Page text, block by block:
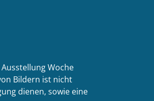
Woche
Bildern ist nicht
dienen, sowie eine